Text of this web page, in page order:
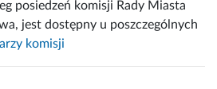
posiedzeń komisji Rady Miasta
jest dostępny u poszczególnych
komisji